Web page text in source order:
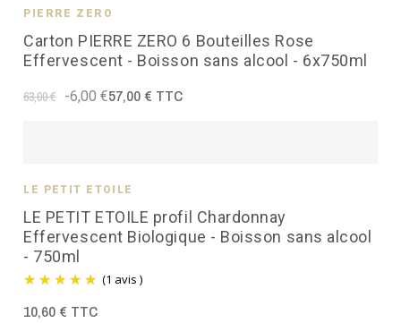
Carton PIERRE ZERO 6 Bouteilles Rose
Effervescent - Boisson sans alcool - 6x750ml
PIERRE ZÉRO
63,00 € -6,00 €57,00 € TTC
LE PETIT ETOILE profil Chardonnay
Effervescent Biologique - Boisson sans alcool
- 750ml
(1 avis )
LE PETIT ÉTOILÉ
10,60 € TTC